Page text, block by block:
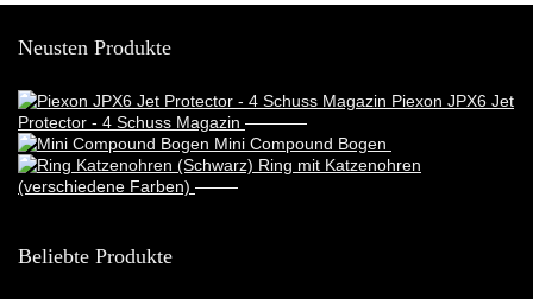
Neusten Produkte
Piexon JPX6 Jet
Protector - 4 Schuss Magazin 388,95€
Mini Compound Bogen
Ring mit Katzenohren
(verschiedene Farben) 6,99€
Beliebte Produkte